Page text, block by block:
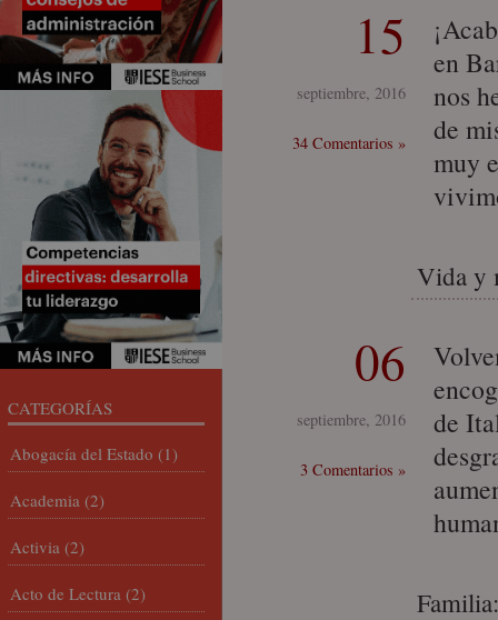
15
septiembre, 2016
34 Comentarios »
en
nos
de
muy
Vida y
06
septiembre, 2016
3 Comentarios »
de
CATEGORÍAS
Abogacía del Estado (1)
Academia (2)
Activia (2)
Acto de Lectura (2)